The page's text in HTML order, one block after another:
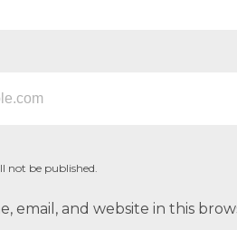
not be published.
email, and website in this